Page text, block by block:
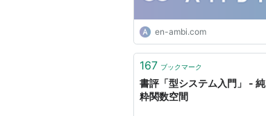
en-ambi.com
167 ブックマーク
書評「型システム入門」 - 純
粋関数空間